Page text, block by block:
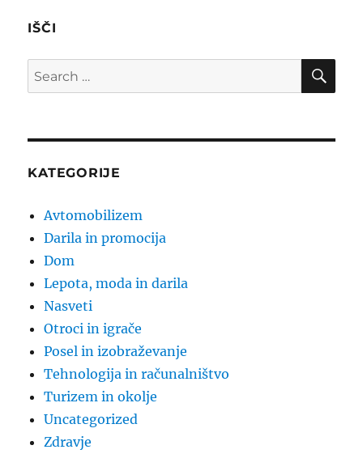
IŠČI
Search
for:
KATEGORIJE
Avtomobilizem
Darila in promocija
Dom
Lepota, moda in darila
Nasveti
Otroci in igrače
Posel in izobraževanje
Tehnologija in računalništvo
Turizem in okolje
Uncategorized
Zdravje